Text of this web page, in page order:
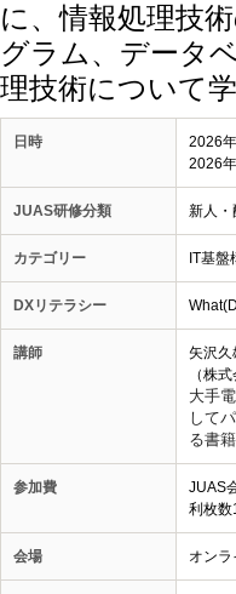
に、情報処理技
グラム、データ
理技術について
日時
2026
2026
JUAS研修分類 新人・
カテゴリー IT基
DXリテラシー
講師
矢沢久
（株
大手
して
る書
参加費
JUAS
利枚数
会場 オンラ